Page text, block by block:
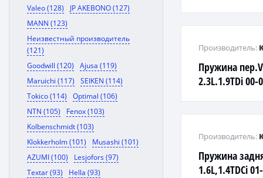
Valeo (128)
JP AKEBONO (127)
MANN (123)
Неизвестный производитель
(121)
Goodwill (120)
Ajusa (119)
Maruichi (117)
SEIKEN (114)
Tokico (114)
Optimal (106)
NTN (105)
Fenox (103)
Kolbenschmidt (103)
Klokkerholm (101)
Musashi (101)
AZUMI (100)
Lesjofors (97)
Textar (93)
Hella (93)
Пружина
2.3L.1.9TDi 00-
Производитель:
Пружина
1.6L,1.4TDCi
Производитель: